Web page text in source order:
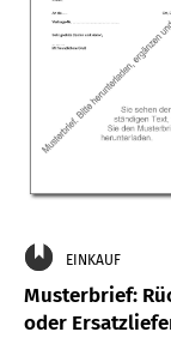
EINKAUF
Musterbrief:
oder